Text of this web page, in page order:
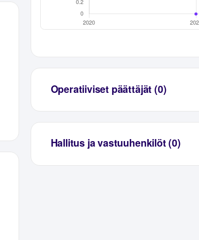
Operatiiviset päättäjät (0)
Hallitus ja vastuuhenkilöt (0)